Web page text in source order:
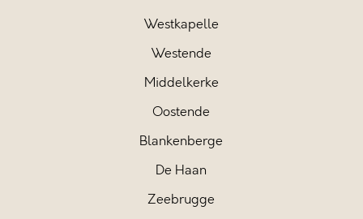
Westkapelle
Westende
Middelkerke
Oostende
Blankenberge
De Haan
Zeebrugge